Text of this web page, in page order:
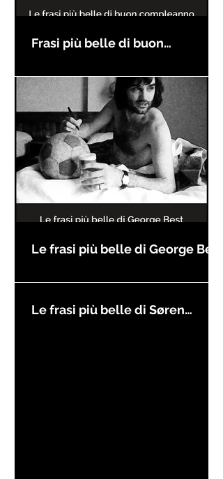
Frasi più belle di buon
Le frasi più belle di George Best
Le frasi più belle di Søren